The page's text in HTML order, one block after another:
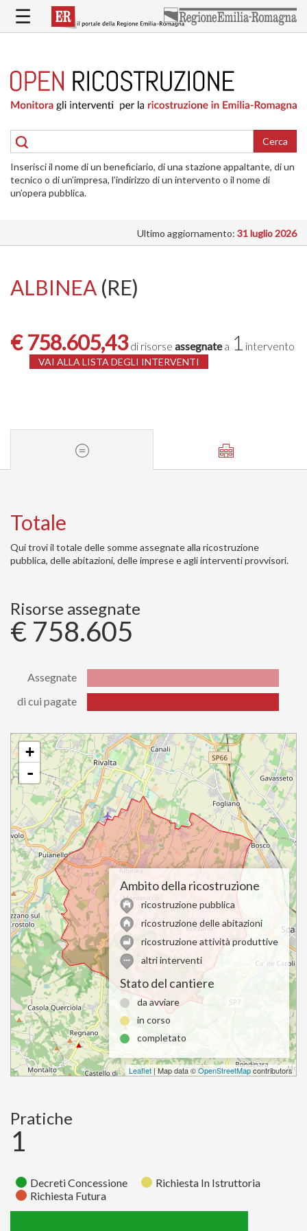
contenuto
RICOSTRUZIONE
PUBBLICA
DELLE
ABITAZIONI
RICOSTRUZIONE
ATTIVITÀ
INTERVENTI
SI
☰
Cerca
Inserisci il nome di un beneficiario, di una stazione appaltante, di un
tecnico o di un’impresa, l’indirizzo di un intervento o il nome di
un’opera pubblica.
Ultimo aggiornamento: 31 luglio 2026
ALBINEA (RE)
€ 758.605,43di risorse assegnatea 1 intervento
VAI ALLA LISTA DEGLI INTERVENTI
Totale
Qui trovi il totale delle somme assegnate alla ricostruzione
pubblica, delle abitazioni, delle imprese e agli interventi provvisori.
Risorse assegnate
€ 758.605
Assegnate
di cui pagate
Assegnate758605.43
di cui
pagate
758605.43
+
-
Ambito della ricostruzione
ricostruzione pubblica
ricostruzione delle abitazioni
ricostruzione attività produttive
altri interventi
Stato del cantiere
da avviare
in corso
completato
Leaflet | Map data ©OpenStreetMapcontributors
Pratiche
1
Decreti Concessione
Richiesta In Istruttoria
Richiesta Futura